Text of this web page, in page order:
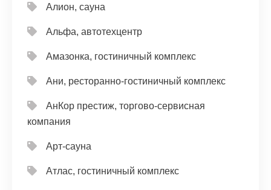
Алион, сауна
Альфа, автотехцентр
Амазонка, гостиничный комплекс
Ани, ресторанно-гостиничный комплекс
АнКор престиж, торгово-сервисная
компания
Арт-сауна
Атлас, гостиничный комплекс